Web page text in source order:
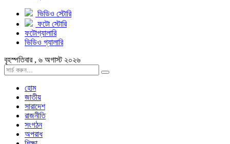
ভিডিও স্টোরি
ফটো স্টোরি
ফটোগ্যালারি
ভিডিও গ্যালারি
বৃহস্পতিবার , ৬ অগাস্ট ২০২৬
হোম
জাতীয়
সারাদেশ
রাজনীতি
সংগঠন
অপরাধ